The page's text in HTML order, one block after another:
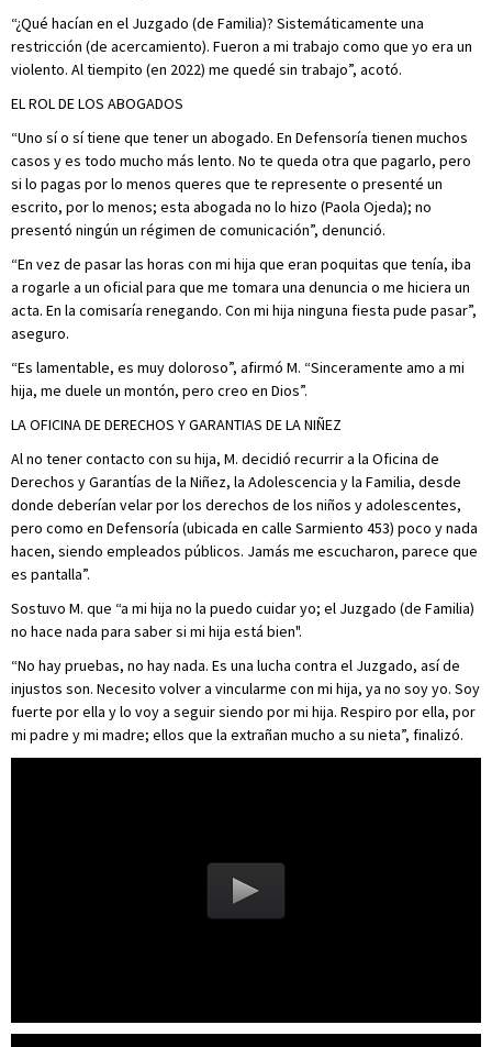
“¿Qué hacían en el Juzgado (de Familia)? Sistemáticamente una
restricción (de acercamiento). Fueron a mi trabajo como que yo era un
violento. Al tiempito (en 2022) me quedé sin trabajo”, acotó.
EL ROL DE LOS ABOGADOS
“Uno sí o sí tiene que tener un abogado. En Defensoría tienen muchos
casos y es todo mucho más lento. No te queda otra que pagarlo, pero
si lo pagas por lo menos queres que te represente o presenté un
escrito, por lo menos; esta abogada no lo hizo (Paola Ojeda); no
presentó ningún un régimen de comunicación”, denunció.
“En vez de pasar las horas con mi hija que eran poquitas que tenía, iba
a rogarle a un oficial para que me tomara una denuncia o me hiciera un
acta. En la comisaría renegando. Con mi hija ninguna fiesta pude pasar”,
aseguro.
“Es lamentable, es muy doloroso”, afirmó M. “Sinceramente amo a mi
hija, me duele un montón, pero creo en Dios”.
LA OFICINA DE DERECHOS Y GARANTIAS DE LA NIÑEZ
Al no tener contacto con su hija, M. decidió recurrir a la Oficina de
Derechos y Garantías de la Niñez, la Adolescencia y la Familia, desde
donde deberían velar por los derechos de los niños y adolescentes,
pero como en Defensoría (ubicada en calle Sarmiento 453) poco y nada
hacen, siendo empleados públicos. Jamás me escucharon, parece que
es pantalla”.
Sostuvo M. que “a mi hija no la puedo cuidar yo; el Juzgado (de Familia)
no hace nada para saber si mi hija está bien".
“No hay pruebas, no hay nada. Es una lucha contra el Juzgado, así de
injustos son. Necesito volver a vincularme con mi hija, ya no soy yo. Soy
fuerte por ella y lo voy a seguir siendo por mi hija. Respiro por ella, por
mi padre y mi madre; ellos que la extrañan mucho a su nieta”, finalizó.